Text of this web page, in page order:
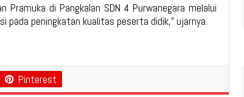
Pramuka di Pangkalan SDN 4 Purwanegara melalui
peningkatan kualitas peserta didik,” ujarnya.
Pinterest